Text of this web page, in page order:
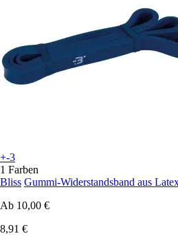
+-3
1 Farben
Bliss Gummi-Widerstandsband aus
Ab 10,00 €
8,91 €